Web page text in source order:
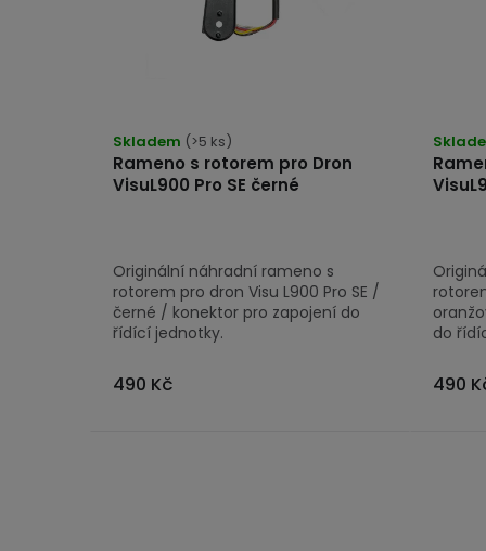
Rameno s rotorem pro Dron
VisuL900 Pro SE černé
Skladem (>5 ks)
490 Kč
Originální náhradní rameno s
rotorem pro dron Visu L900 Pro SE /
černé / konektor pro zapojení do
řídící jednotky.
490
do